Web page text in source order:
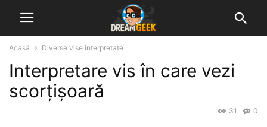
Acasă Diverse vise interpretate
Interpretare vis în care vezi
scorțișoară
0
31